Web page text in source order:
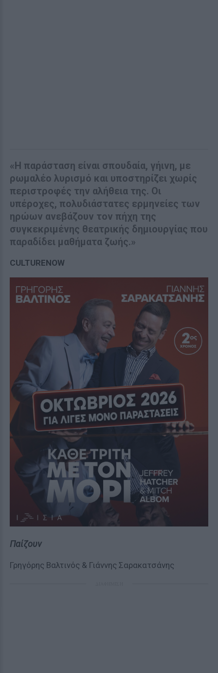
«Η παράσταση είναι σπουδαία, γήινη, με
ρωμαλέο λυρισμό και υποστηρίζει χωρίς
περιστροφές την αλήθεια της. Οι
υπέροχες, πολυδιάστατες ερμηνείες των
ηρώων ανεβάζουν τον πήχη της
συγκεκριμένης θεατρικής δημιουργίας που
παραδίδει μαθήματα ζωής.»
CULTURENOW
Παίζουν
Γρηγόρης Βαλτινός & Γιάννης Σαρακατσάνης